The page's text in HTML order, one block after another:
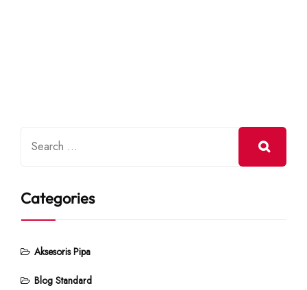
Categories
Aksesoris Pipa
Blog Standard